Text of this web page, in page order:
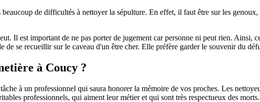
de difficultés à nettoyer la sépulture. En effet, il faut être sur les
Il est important de ne pas porter de jugement car personne ni peut rien. Ainsi,
se recueillir sur le caveau d'un être cher. Elle préfère garder le souvenir du
à Coucy ?
à un professionnel qui saura honorer la mémoire de vos proches. Les
professionnels, qui aiment leur métier et qui sont très respectueux des